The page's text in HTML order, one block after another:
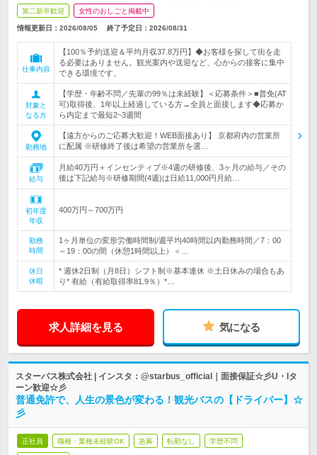
第二新卒歓迎 女性のおしごと掲載中
情報更新日：2026/08/05 終了予定日： 2026/08/31
仕事内容
【100％予約送迎＆平均月収37.8万円】◆お客様を探して街を走
る必要はありません。観光案内や送迎など、心からの接客に集中
できる環境です。
対象と
なる方
【学歴・年齢不問／先輩の99％は未経験】＜応募条件＞■普免(AT
可)取得後、1年以上経過している方→全員と面接します◆応募か
ら内定まで最短2~3週間
勤務地
【遠方からのご応募大歓迎！WEB面接あり】 京都府内の営業所
に配属 ※研修終了後は希望の営業所を選…
給与
月給40万円＋インセンティブ※4週の研修後、3ヶ月の給与／その
後は下記給与※研修期間(4週)は日給11,000円月給…
初年度
年収
400万円～700万円
勤務
時間
1ヶ月単位の変形労働時間制/週平均40時間以内勤務時間／7：00
～19：00の間（休憩1時間以上）＜…
休日
休暇
* 週休2日制（月8日）シフト制※基本連休 ※土日休みの場合もあ
り* 有給（有給取得率81.9％）*…
求人詳細を見る 気になる
スターバス株式会社 | インスタ：@starbus_official｜面接保証☆彡U・Iタ
ーン歓迎☆彡
普通免許で、人生の景色が変わる！観光バスの【ドライバー】☆
彡
正社員 職種・業種未経験OK 急募 転勤なし 学歴不問